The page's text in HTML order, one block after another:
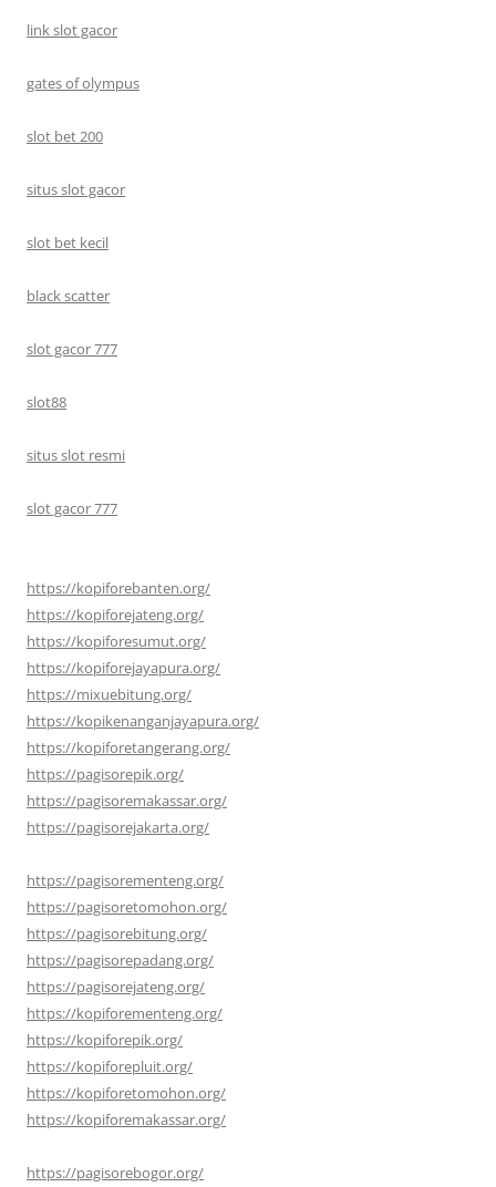
link slot gacor
gates of olympus
slot bet 200
situs slot gacor
slot bet kecil
black scatter
slot gacor 777
slot88
situs slot resmi
slot gacor 777
https://kopiforebanten.org/
https://kopiforejateng.org/
https://kopiforesumut.org/
https://kopiforejayapura.org/
https://mixuebitung.org/
https://kopikenanganjayapura.org/
https://kopiforetangerang.org/
https://pagisorepik.org/
https://pagisoremakassar.org/
https://pagisorejakarta.org/
https://pagisorementeng.org/
https://pagisoretomohon.org/
https://pagisorebitung.org/
https://pagisorepadang.org/
https://pagisorejateng.org/
https://kopiforementeng.org/
https://kopiforepik.org/
https://kopiforepluit.org/
https://kopiforetomohon.org/
https://kopiforemakassar.org/
https://pagisorebogor.org/